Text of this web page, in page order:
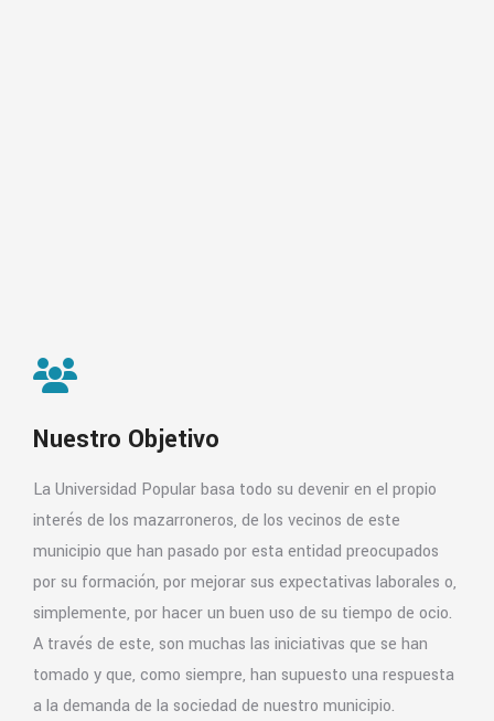
Nuestro Objetivo
La Universidad Popular basa todo su devenir en el propio
interés de los mazarroneros, de los vecinos de este
municipio que han pasado por esta entidad preocupados
por su formación, por mejorar sus expectativas laborales o,
simplemente, por hacer un buen uso de su tiempo de ocio.
A través de este, son muchas las iniciativas que se han
tomado y que, como siempre, han supuesto una respuesta
a la demanda de la sociedad de nuestro municipio.